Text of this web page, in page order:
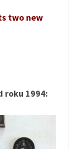
two new
roku 1994: